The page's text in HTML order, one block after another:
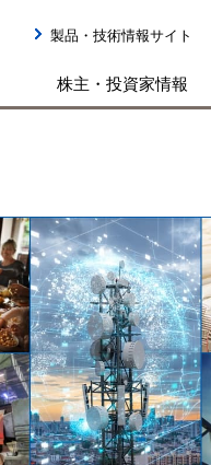
製品・技術情報サイト
株主・投資家情報